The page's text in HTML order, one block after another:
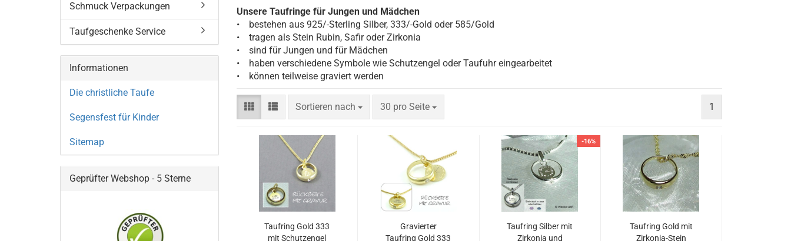
Unsere Taufringe für Jungen und Mädchen
• bestehen aus 925/-Sterling Silber, 333/-Gold oder 585/Gold
• tragen als Stein Rubin, Safir oder Zirkonia
• sind für Jungen und für Mädchen
• haben verschiedene Symbole wie Schutzengel oder Taufuhr eingearbeitet
• können teilweise graviert werden
Sortieren nach
Sortieren nach 30 pro Seite
pro Seite 1
Taufring Gold 333
mit Schutzengel
Gravierter
Taufring Gold 333
-16%
Taufring Silber mit
Zirkonia und
Taufring Gold mit
Zirkonia-Stein
Schmuck Verpackungen
Taufgeschenke Service
Informationen
Die christliche Taufe
Segensfest für Kinder
Sitemap
Geprüfter Webshop - 5 Sterne